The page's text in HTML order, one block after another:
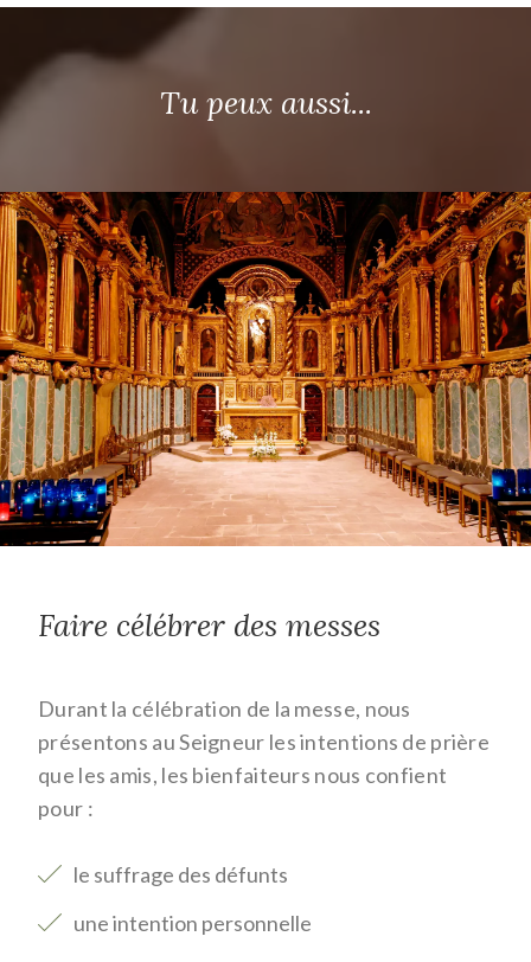
Tu peux aussi...
Faire célébrer des messes
Durant la célébration de la messe, nous
présentons au Seigneur les intentions de prière
que les amis, les bienfaiteurs nous confient
pour :
le suffrage des défunts
une intention personnelle